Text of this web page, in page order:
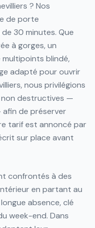
? Nos
de porte
30 minutes. Que
à gorges, un
blindé,
adapté pour ouvrir
nous privilégions
destructives —
de préserver
tarif est annoncé par
sur place avant
confrontés à des
en partant au
absence, clé
week-end. Dans